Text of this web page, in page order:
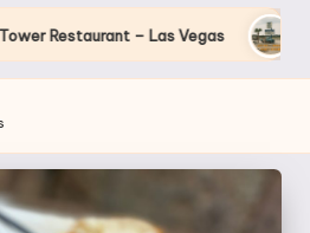
– Las Vegas El hotel